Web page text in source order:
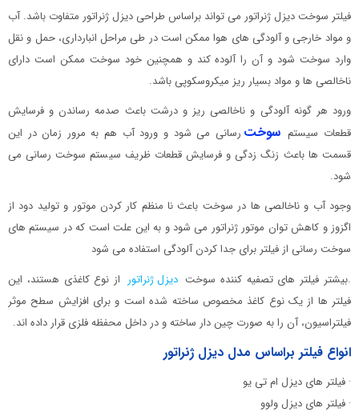
فیلتر سوخت دیزل ژنراتور می تواند براساس طراحی دیزل ژنراتور متفاوت باشد. آب
و مواد خارجی و آلودگی های هوا ممکن است در طی مراحل انبارداری، حمل و نقل
وارد سوخت شود و آن را آلوده کند و همچنین خود سوخت ممکن است دارای
ناخالصی ها و مواد بسیار ریز میکروسکوپی باشد.
ورود هر گونه آلودگی و ناخالصی ریز و درشت باعث صدمه رساندن و فرسایش
قطعات سیستم سوخت رسانی می شود و ورود آب هم به مرور زمان در این
قسمت ها باعث زنگ زدگی و فرسایش قطعات ظریف سیستم سوخت رسانی می
شود.
وجود آب و ناخالصی ها در سوخت باعث نا منظم کار کردن موتور و تولید دود از
اگزوز و کاهش توان موتور ژنراتور می شود و به این علت است که در سیستم های
سوخت رسانی از فیلتر برای جدا کردن آلودگی استفاده می شود
.بیشتر فیلتر های تصفیه کننده سوخت دیزل ژنراتور از نوع کاغذی هستند، این
فیلتر ها از یک نوع کاغذ مخصوص ساخته شده است و برای افزایش سطح موثر
فیلتراسیون، آن را به صورت چین دار ساخته و در داخل محفظه فلزی قرار داده اند.
انواع فیلتر براساس مدل دیزل ژنراتور
· فیلتر های دیزل ام تی یو
· فیلتر های دیزل ولوو